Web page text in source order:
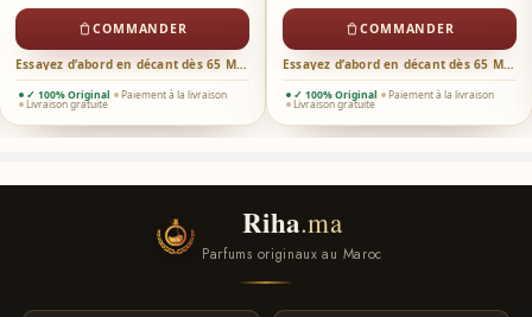
COMMANDER
Essayez d’abord en décant dès 65 MAD →
✓ 100% Original Paiement à la livraison
Livraison gratuite
COMMANDER
Essayez d’abord en décant dès 65 MAD →
✓ 100% Original Paiement à la livraison
Livraison gratuite
Riha.ma
Parfums originaux au Maroc